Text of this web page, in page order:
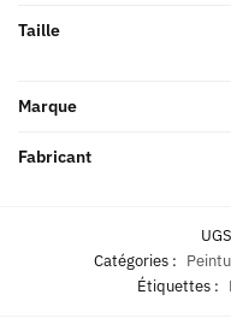
Taille
Marque
Fabricant
Catégories :
Étiquettes :